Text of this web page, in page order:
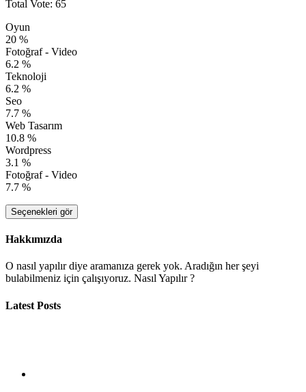
Total Vote: 65
Oyun
20 %
Fotoğraf - Video
6.2 %
Teknoloji
6.2 %
Seo
7.7 %
Web Tasarım
10.8 %
Wordpress
3.1 %
Fotoğraf - Video
7.7 %
Seçenekleri gör
Hakkımızda
O nasıl yapılır diye aramanıza gerek yok. Aradığın her şeyi
bulabilmeniz için çalışıyoruz. Nasıl Yapılır ?
Latest Posts